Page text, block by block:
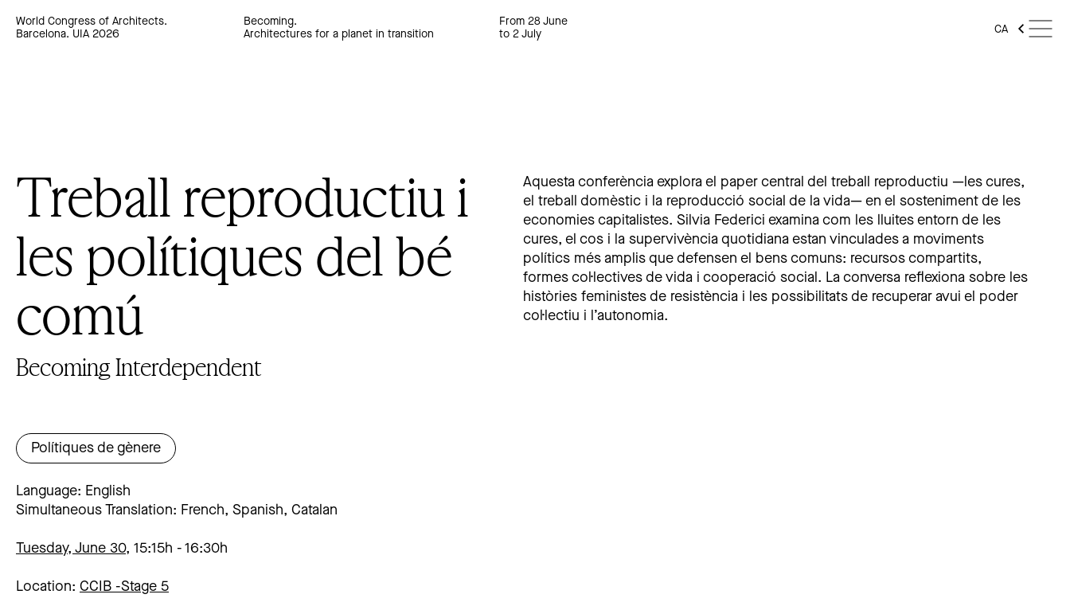
World Congress of Architects.
Barcelona. UIA 2026
Becoming.
Architectures for a planet in transition
From 28 June
to 2 July
CA
Treball reproductiu i
les polítiques del bé
comú
Becoming Interdependent
Polítiques de gènere
Language: English
Simultaneous Translation: French, Spanish, Catalan
Tuesday, June 30, 15:15h 16:30h
Location: CCIB -Stage 5
Aquesta conferència explora el paper central del treball reproductiu —les cures,
el treball domèstic i la reproducció social de la vida— en el sosteniment de les
economies capitalistes. Silvia Federici examina com les lluites entorn de les
cures, el cos i la supervivència quotidiana estan vinculades a moviments
polítics més amplis que defensen el bens comuns: recursos compartits,
formes col·lectives de vida i cooperació social. La conversa reflexiona sobre les
històries feministes de resistència i les possibilitats de recuperar avui el poder
col·lectiu i l’autonomia.